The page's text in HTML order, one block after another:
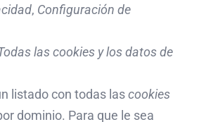
, Configuración de
lascookies y los datos de
listado con todas lascookies
dominio. Para que le sea